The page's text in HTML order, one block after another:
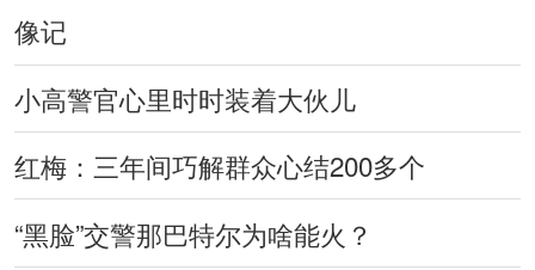
像记
小高警官心里时时装着大伙儿
红梅：三年间巧解群众心结200多个
“黑脸”交警那巴特尔为啥能火？